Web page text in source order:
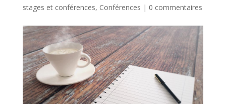
stages et conférences, Conférences | 0 commentaires